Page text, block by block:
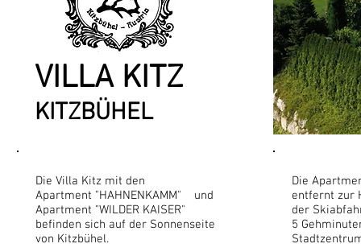
VILLA KITZ
KITZBÜHEL
Die Villa Kitz mit den
Apartment "HAHNENKAMM" und
Apartment "WILDER KAISER"
befinden sich auf der Sonnenseite
von Kitzbühel.
Die
entfernt zur
der
5